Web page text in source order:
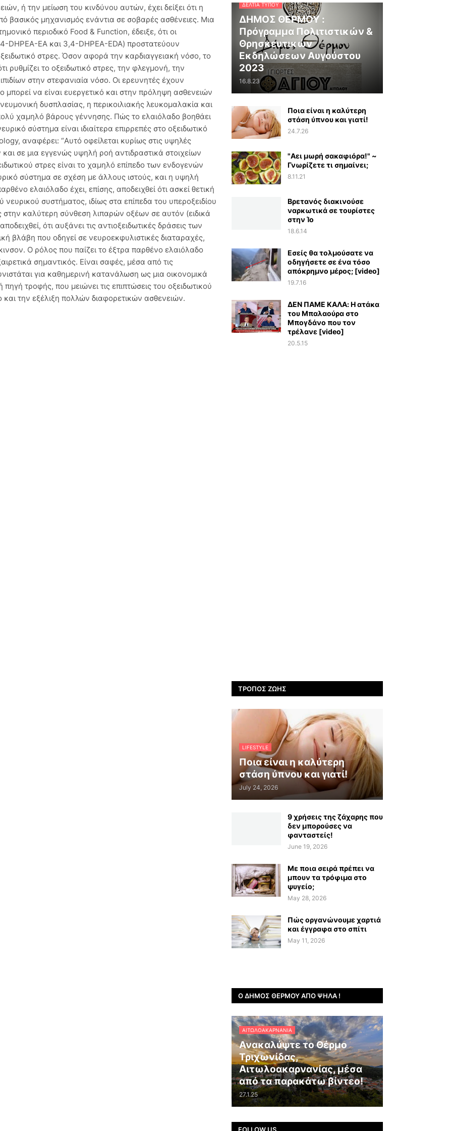
ή την μείωση του κινδύνου αυτών, έχει δείξει ότι η
βασικός μηχανισμός ενάντια σε σοβαρές ασθένειες. Μια
περιοδικό Food & Function, έδειξε, ότι οι
DHPEA-ΕΑ και 3,4-DHPEA-EDA) προστατεύουν
στρες. Όσον αφορά την καρδιαγγειακή νόσο, το
ρυθμίζει το οξειδωτικό στρες, την φλεγμονή, την
στην στεφανιαία νόσο. Οι ερευνητές έχουν
μπορεί να είναι ευεργετικό και στην πρόληψη ασθενειών
δυσπλασίας, η περικοιλιακής λευκομαλακία και
χαμηλό βάρους γέννησης. Πώς το ελαιόλαδο βοηθάει
σύστημα είναι ιδιαίτερα επιρρεπές στο οξειδωτικό
αναφέρει: “Αυτό οφείλεται κυρίως στις υψηλές
σε μια εγγενώς υψηλή ροή αντιδραστικά στοιχείων
στρες είναι το χαμηλό επίπεδο των ενδογενών
σύστημα σε σχέση με άλλους ιστούς, και η υψηλή
ελαιόλαδο έχει, επίσης, αποδειχθεί ότι ασκεί θετική
νευρικού συστήματος, ιδίως στα επίπεδα του υπεροξειδίου
καλύτερη σύνθεση λιπαρών οξέων σε αυτόν (ειδικά
ότι αυξάνει τις αντιοξειδωτικές δράσεις των
βλάβη που οδηγεί σε νευροεκφυλιστικές διαταραχές,
Ο ρόλος που παίζει το έξτρα παρθένο ελαιόλαδο
σημαντικός. Είναι σαφές, μέσα από τις
για καθημερινή κατανάλωση ως μια οικονομικά
τροφής, που μειώνει τις επιπτώσεις του οξειδωτικού
και την εξέλιξη πολλών διαφορετικών ασθενειών.
ΔΕΛΤΊΑ ΤΎΠΟΥ
ΔΗΜΟΣ ΘΕΡΜΟΥ :
Πρόγραμμα Πολιτιστικών &
Θρησκευτικών
Εκδηλώσεων Αυγούστου
2023
16.8.23
Ποια είναι η καλύτερη
στάση ύπνου και γιατί!
24.7.26
"Αει μωρή σακαφιόρα!" ~
Γνωρίζετε τι σημαίνει;
8.11.21
Βρετανός διακινούσε
ναρκωτικά σε τουρίστες
στην Ίο
18.6.14
Εσείς θα τολμούσατε να
οδηγήσετε σε ένα τόσο
απόκρημνο μέρος; [video]
19.7.16
ΔΕΝ ΠΑΜΕ ΚΑΛΑ: Η ατάκα
του Μπαλαούρα στο
Μπογδάνο που τον
τρέλανε [video]
20.5.15
ΤΡΌΠΟΣ ΖΩΉΣ
LIFESTYLE
Ποια είναι η καλύτερη
στάση ύπνου και γιατί!
July 24, 2026
9 χρήσεις της ζάχαρης που
δεν μπορούσες να
φανταστείς!
June 19, 2026
Με ποια σειρά πρέπει να
μπουν τα τρόφιμα στο
ψυγείο;
May 28, 2026
Πώς οργανώνουμε χαρτιά
και έγγραφα στο σπίτι
May 11, 2026
Ο ΔΉΜΟΣ ΘΈΡΜΟΥ ΑΠΌ ΨΗΛΆ !
ΑΙΤΩΛΟΑΚΑΡΝΑΝΊΑ
Ανακαλύψτε το Θέρμο
Τριχωνίδας,
Αιτωλοακαρνανίας, μέσα
από τα παρακάτω βίντεο!
27.1.25
FOLLOW US